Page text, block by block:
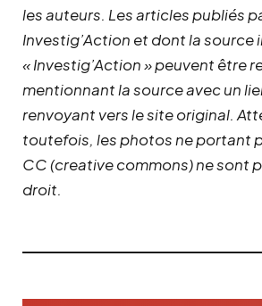
les auteurs. Les articles publiés
Investig’Action et dont la source
« Investig’Action » peuvent être
mentionnant la source avec un
renvoyant vers le site original.
toutefois, les photos ne portant
CC (creative commons) ne sont
droit.